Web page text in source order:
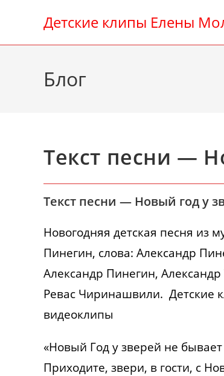
Детские клипы Елены
Блог
Текст песни —
Текст песни — Новый год у
Новогодняя детская песня из
Пинегин, слова: Александр
Александр Пинегин,
Ревас Чиринашвили. Детские
видеоклипы
«Новый Год у зверей не бывает
Приходите, звери, в гости, с